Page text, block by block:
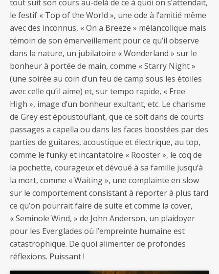
tout suit son cours au-delà de ce à quoi on s’attendait,
le festif « Top of the World », une ode à l’amitié même
avec des inconnus, « On a Breeze » mélancolique mais
témoin de son émerveillement pour ce qu’il observe
dans la nature, un jubilatoire « Wonderland » sur le
bonheur à portée de main, comme « Starry Night »
(une soirée au coin d’un feu de camp sous les étoiles
avec celle qu’il aime) et, sur tempo rapide, « Free
High », image d’un bonheur exultant, etc. Le charisme
de Grey est époustouflant, que ce soit dans de courts
passages a capella ou dans les faces boostées par des
parties de guitares, acoustique et électrique, au top,
comme le funky et incantatoire « Rooster », le coq de
la pochette, courageux et dévoué à sa famille jusqu’à
la mort, comme « Waiting », une complainte en slow
sur le comportement consistant à reporter à plus tard
ce qu’on pourrait faire de suite et comme la cover,
« Seminole Wind, » de John Anderson, un plaidoyer
pour les Everglades où l’empreinte humaine est
catastrophique. De quoi alimenter de profondes
réflexions. Puissant !